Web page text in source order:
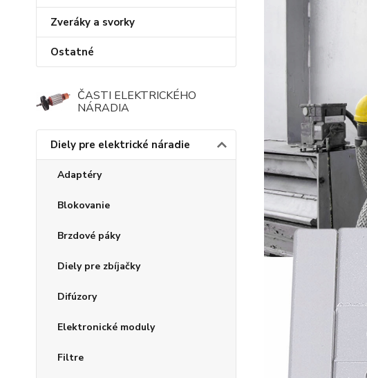
Zveráky a svorky
Ostatné
ČASTI ELEKTRICKÉHO
NÁRADIA
Diely pre elektrické náradie
Adaptéry
Blokovanie
Brzdové páky
Diely pre zbíjačky
Difúzory
Elektronické moduly
Filtre